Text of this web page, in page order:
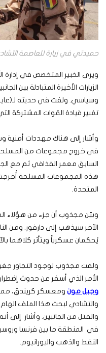
حميدتي في زيارة للعاصمة
ويرى الخبير المتخصص في إدارة
الزيارات الأخيرة المتبادلة بين
وسياسي. ولفت في حديثه لـ(عاين)
تغيير قيادة القوات المشتركة
وأشار إلى هناك مهددات أمنية
في خروج مجموعات من المسلحين
السابق معمر القذافي ثم مع
هذه المجموعات المسلحة أُخرجت
المتحدة.
وبيّن مجذوب أن جزء من هؤلاء
الآخر سيذهب إلى دارفور. ومن
يُحكمان عسكرياً ويتأثر كلاهما
ولفت مجذوب لوجود التجاور
الأمر الذي أسفر عن حدوث
وجبل مون ومعسكر كريندق،
والتشادي لبحث هذا الملف
والقتل من الجانبين. وأشار
في المنطقة ما بين فرنسا
النفط والذهب واليورانيوم.